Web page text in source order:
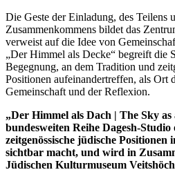
Die Geste der Einladung, des Teilens
Zusammenkommens bildet das
verweist auf die Idee von
„Der Himmel als Decke“ begreift die
Begegnung, an dem Tradition und
Positionen aufeinandertreffen, als Ort
Gemeinschaft und der Reflexion.
„Der Himmel als Dach | The Sky
bundesweiten Reihe Dagesh-Studio
zeitgenössische jüdische
sichtbar macht, und wird in
Jüdischen Kulturmuseum